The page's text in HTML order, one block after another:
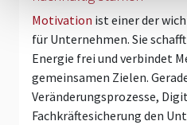
Motivation ist einer der
für Unternehmen. Sie
Energie frei und verbindet
gemeinsamen Zielen.
Veränderungsprozesse,
Fachkräftesicherung den